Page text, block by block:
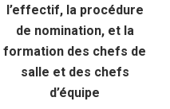
l’effectif, la procédure
de nomination, et la
formation des chefs de
salle et des chefs
d’équipe